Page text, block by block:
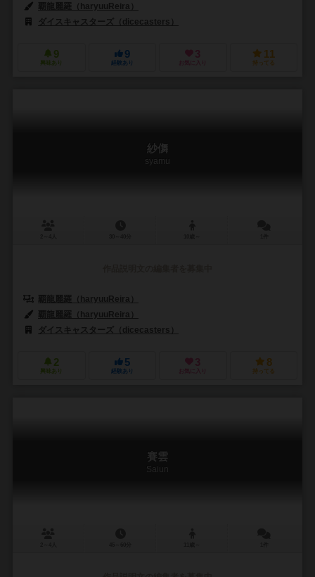
覇龍麗羅（haryuuReira）
ダイスキャスターズ（dicecasters）
9
興味あり
9
経験あり
3
お気に入り
11
持ってる
紗儛
syamu
覇龍麗羅（haryuuReira）
覇龍麗羅（haryuuReira）
ダイスキャスターズ（dicecasters）
2
興味あり
5
経験あり
3
お気に入り
8
持ってる
賽雲
Saiun